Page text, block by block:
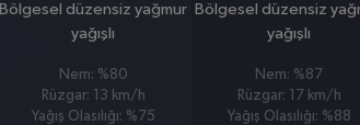
Bölgesel düzensiz yağmur
yağışlı
Nem: %80
Rüzgar: 13 km/h
Yağış Olasılığı: %75
Bölgesel düzensiz
yağışlı
Nem: %87
Rüzgar: 17 km/h
Yağış Olasılığı: %88